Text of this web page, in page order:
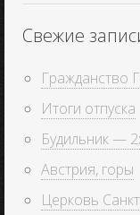
Свежие
Гражданство
Итоги отпуска
Будильник —
Австрия, горы
Церковь